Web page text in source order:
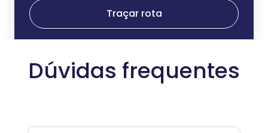
Traçar rota
Dúvidas frequentes